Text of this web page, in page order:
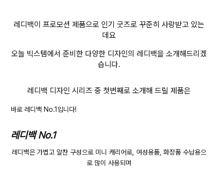
레디백이 프로모션 제품으로 인기 굿즈로 꾸준히 사랑받고 있는
데요
오늘 빅스템에서 준비한 다양한 디자인의 레디백을 소개해드리겠
습니다.
레디백 디자인 시리즈 중 첫번째로 소개해 드릴 제품은
바로 레디백 No.1입니다!
레디백 No.1
레디백은 가볍고 알찬 구성으로 미니 캐리어로, 여성용품, 화장품 수납용으
로 많이 사용되며